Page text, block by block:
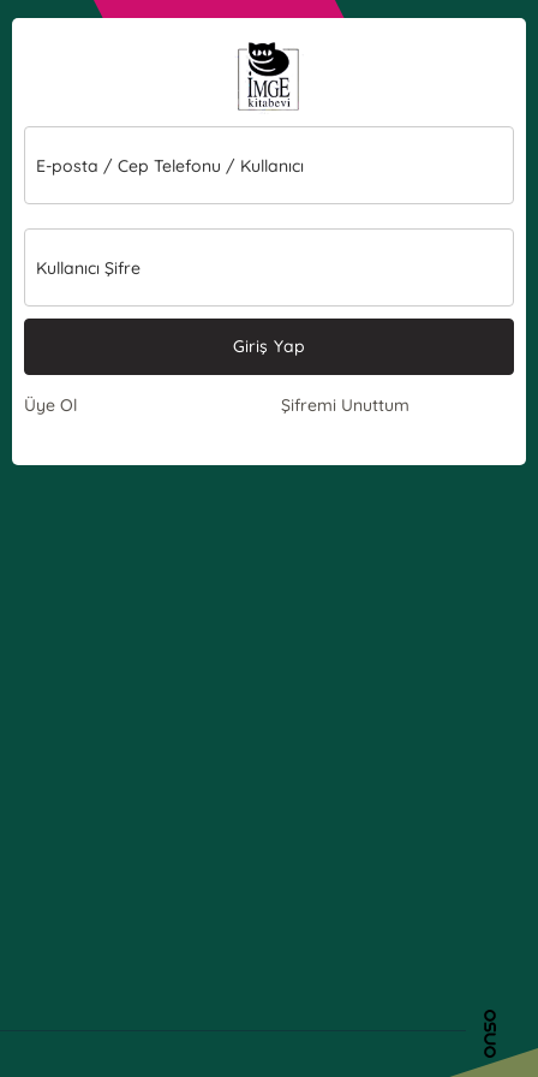
E-posta / Cep Telefonu / Kullanıcı
Kullanıcı Şifre
Giriş Yap
Üye Ol Şifremi Unuttum